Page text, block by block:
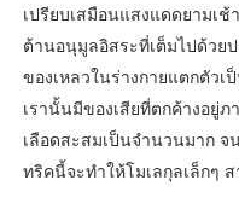
เปรียบเสมือนแสงแดดยามเ
ต้านอนุมูลอิสระที่เต็มไปด้วย
ของเหลวในร่างกายแตกตัวเ
เรานั้นมีของเสียที่ตกค้างอยู่ภ
เลือดสะสมเป็นจำนวนมาก จ
ทริคนี้จะทำให้โมเลกุลเล็กๆ